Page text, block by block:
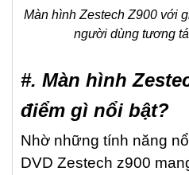
Màn hình Zestech Z900 với
người dùng tương
#. Màn hình
điểm gì nổi bật?
Nhờ những tính năng
DVD Zestech z900